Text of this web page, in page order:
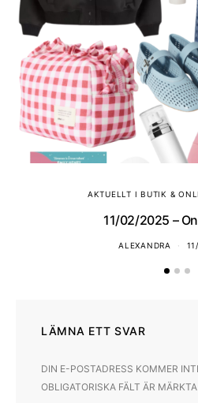
AKTUELLT I BUTIK &
11/02/2025 –
ALEXANDRA
LÄMNA ETT SVAR
DIN E-POSTADRESS KOMMER
OBLIGATORISKA FÄLT ÄR MÄRKTA